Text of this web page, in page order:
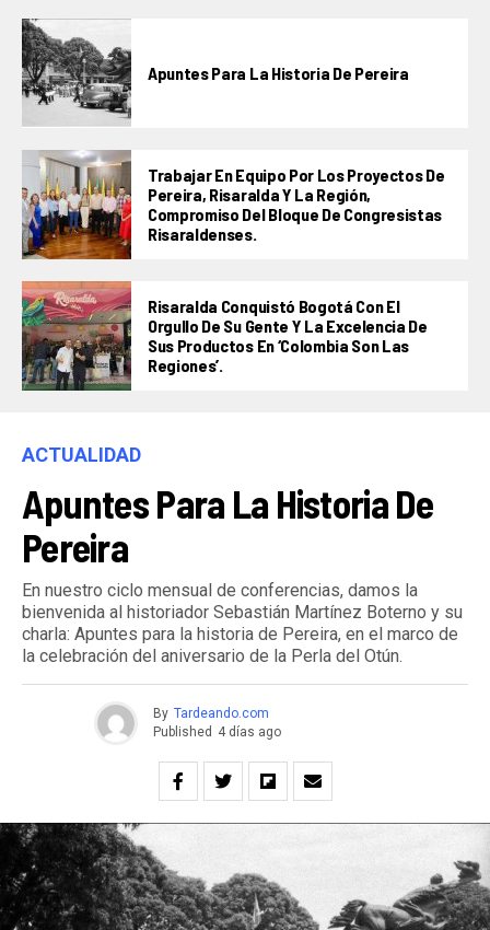
Apuntes Para La Historia De Pereira
Trabajar En Equipo Por Los Proyectos De
Pereira, Risaralda Y La Región,
Compromiso Del Bloque De Congresistas
Risaraldenses.
Risaralda Conquistó Bogotá Con El
Orgullo De Su Gente Y La Excelencia De
Sus Productos En ‘Colombia Son Las
Regiones’.
ACTUALIDAD
Apuntes Para La Historia De
Pereira
En nuestro ciclo mensual de conferencias, damos la
bienvenida al historiador Sebastián Martínez Boterno y su
charla: Apuntes para la historia de Pereira, en el marco de
la celebración del aniversario de la Perla del Otún.
By Tardeando.com
Published 4 días ago